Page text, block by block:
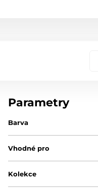
Parametry
Barva
Vhodné pro
Kolekce